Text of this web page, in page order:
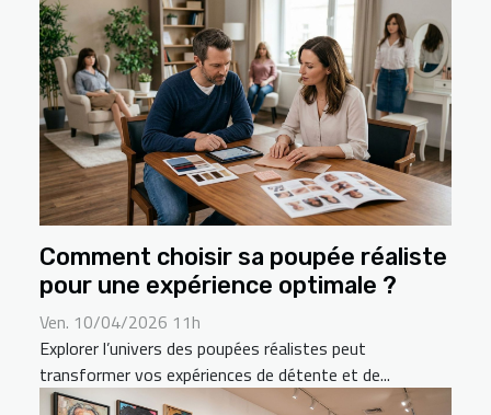
Comment choisir sa poupée réaliste
pour une expérience optimale ?
Ven. 10/04/2026 11h
Explorer l’univers des poupées réalistes peut
transformer vos expériences de détente et de...